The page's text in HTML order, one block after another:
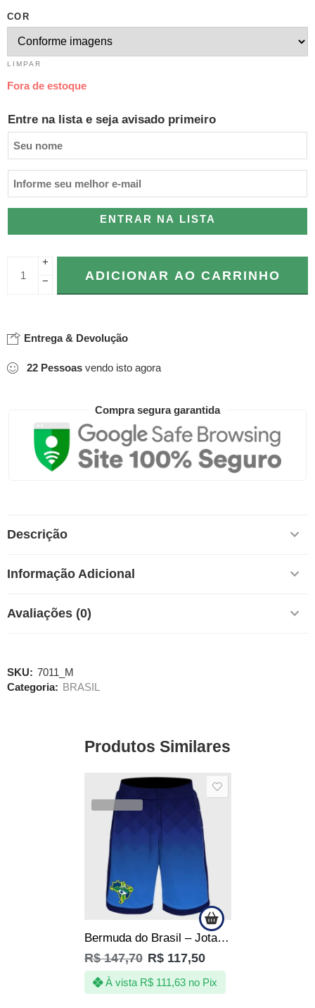
COR
LIMPAR
Fora de estoque
Entre na lista e seja avisado primeiro
ENTRAR NA LISTA
+
−
ADICIONAR AO CARRINHO
Entrega & Devolução
22 Pessoas vendo isto agora
Compra segura garantida
Descrição
Informação Adicional
Avaliações (0)
SKU: 7011_M
Categoria: BRASIL
Produtos Similares
VENDIDOS
Bermuda do Brasil – Jotaz – Fé no Hexa – copa – Masculino
R$147,70 R$117,50
À vista R$ 111,63 no Pix